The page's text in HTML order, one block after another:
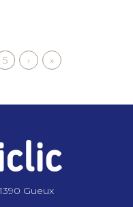
Page
5 Page
suivante
› Dernière
page
»
Gueux